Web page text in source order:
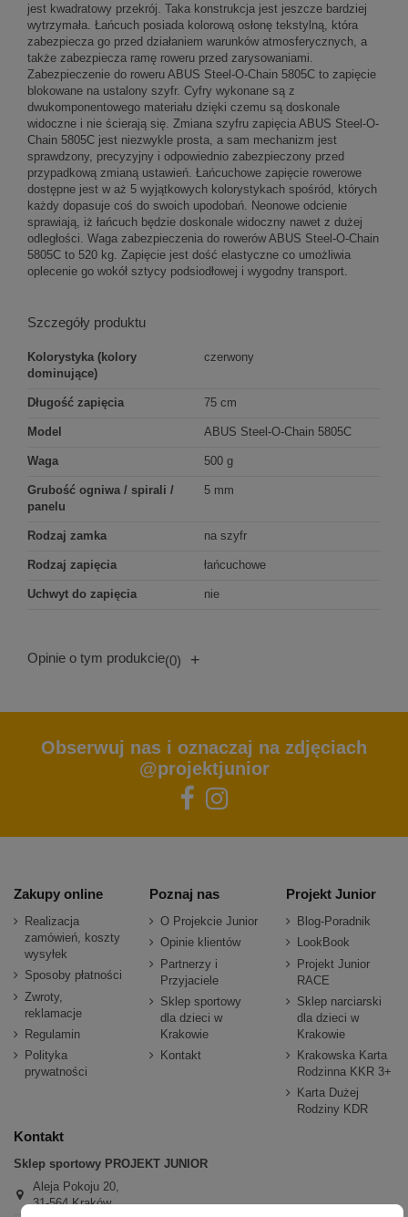
jest kwadratowy przekrój. Taka konstrukcja jest jeszcze bardziej
wytrzymała. Łańcuch posiada kolorową osłonę tekstylną, która
zabezpiecza go przed działaniem warunków atmosferycznych, a
także zabezpiecza ramę roweru przed zarysowaniami.
Zabezpieczenie do roweru ABUS Steel-O-Chain 5805C to zapięcie
blokowane na ustalony szyfr. Cyfry wykonane są z
dwukomponentowego materiału dzięki czemu są doskonale
widoczne i nie ścierają się. Zmiana szyfru zapięcia ABUS Steel-O-
Chain 5805C jest niezwykle prosta, a sam mechanizm jest
sprawdzony, precyzyjny i odpowiednio zabezpieczony przed
przypadkową zmianą ustawień. Łańcuchowe zapięcie rowerowe
dostępne jest w aż 5 wyjątkowych kolorystykach spośród, których
każdy dopasuje coś do swoich upodobań. Neonowe odcienie
sprawiają, iż łańcuch będzie doskonale widoczny nawet z dużej
odległości. Waga zabezpieczenia do rowerów ABUS Steel-O-Chain
5805C to 520 kg. Zapięcie jest dość elastyczne co umożliwia
oplecenie go wokół sztycy podsiodłowej i wygodny transport.
Szczegóły produktu
Kolorystyka (kolory
dominujące)
czerwony
Długość zapięcia 75 cm
Model ABUS Steel-O-Chain 5805C
Waga 500 g
Grubość ogniwa / spirali /
panelu
5 mm
Rodzaj zamka na szyfr
Rodzaj zapięcia łańcuchowe
Uchwyt do zapięcia nie
Opinie o tym produkcie(0) +
Obserwuj nas i oznaczaj na zdjęciach
@projektjunior
Zakupy online
Realizacja
zamówień, koszty
wysyłek
Sposoby płatności
Zwroty,
reklamacje
Regulamin
Polityka
prywatności
Poznaj nas
O Projekcie Junior
Opinie klientów
Partnerzy i
Przyjaciele
Sklep sportowy
dla dzieci w
Krakowie
Kontakt
Projekt Junior
Blog-Poradnik
LookBook
Projekt Junior
RACE
Sklep narciarski
dla dzieci w
Krakowie
Krakowska Karta
Rodzinna KKR 3+
Karta Dużej
Rodziny KDR
Kontakt
Sklep sportowy PROJEKT JUNIOR
Aleja Pokoju 20,
31-564 Kraków